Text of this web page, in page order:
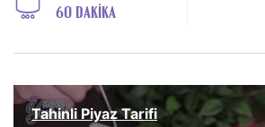
60 DAKIKA